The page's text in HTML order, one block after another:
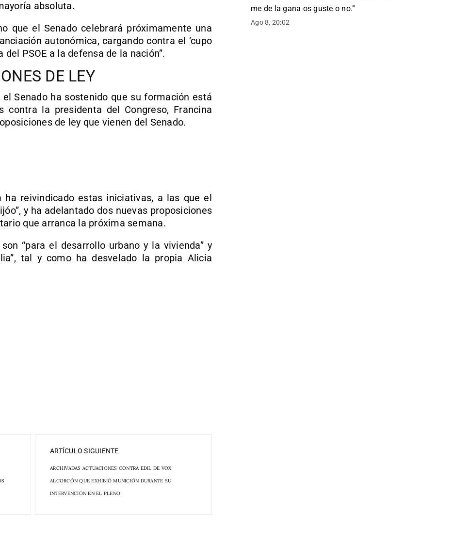
absoluta.
que el Senado celebrará próximamente una
autonómica, cargando contra el ‘cupo
del PSOE a la defensa de la nación”.
DE LEY
Senado ha sostenido que su formación está
contra la presidenta del Congreso, Francina
de ley que vienen del Senado.
ha reivindicado estas iniciativas, a las que el
y ha adelantado dos nuevas proposiciones
que arranca la próxima semana.
“para el desarrollo urbano y la vivienda” y
tal y como ha desvelado la propia Alicia
ARTÍCULO SIGUIENTE
ARCHIVADAS ACTUACIONES CONTRA EDIL DE VOX
ALCORCÓN QUE EXHIBIÓ MUNICIÓN DURANTE SU
INTERVENCIÓN EN EL PLENO
me de la gana os guste o no.”
Ago 8, 20:02